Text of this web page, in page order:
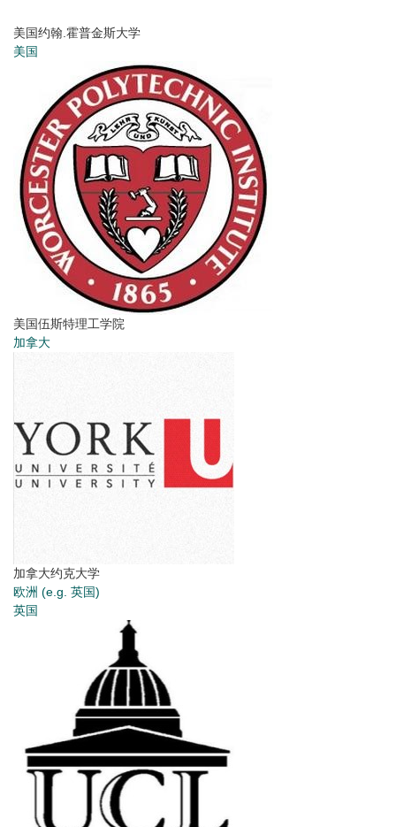
美国约翰.霍普金斯大学
美国
美国伍斯特理工学院
加拿大
加拿大约克大学
欧洲 (e.g. 英国)
英国